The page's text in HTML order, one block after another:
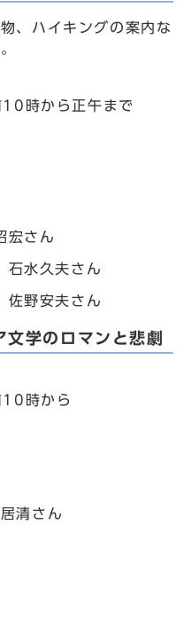
、ハイキングの案内な
時から正午まで
宏さん
水久夫さん
野安夫さん
学のロマンと悲劇
時から
清さん